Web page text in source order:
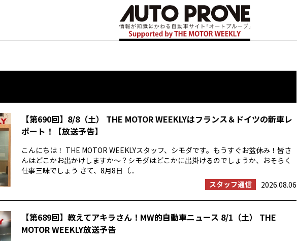
【第690回】8/8（土） THE MOTOR WEEKLYはフランス＆ドイツの新車レ
ポート！【放送予告】
こんにちは！ THE MOTOR WEEKLYスタッフ、シモダです。もうすぐお盆休み！皆さ
んはどこかお出かけしますか〜？シモダはどこかに出掛けるのでしょうか、おそらく
仕事三昧でしょう さて、8月8日（...
スタッフ通信
2026.08.06
【第689回】教えてアキラさん！MW的自動車ニュース 8/1（土） THE
MOTOR WEEKLY放送予告